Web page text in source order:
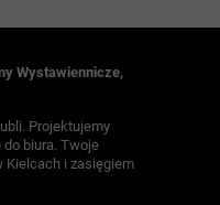
Wystawiennicze,
Projektujemy
do biura. Twoje
Kielcach i zasięgiem